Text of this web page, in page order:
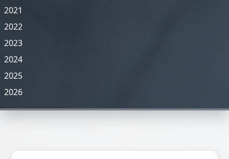
2021
2022
2023
2024
2025
2026